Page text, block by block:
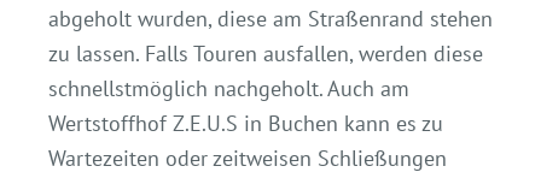
abgeholt wurden, diese am Straßenrand stehen
zu lassen. Falls Touren ausfallen, werden diese
schnellstmöglich nachgeholt. Auch am
Wertstoffhof Z.E.U.S in Buchen kann es zu
Wartezeiten oder zeitweisen Schließungen